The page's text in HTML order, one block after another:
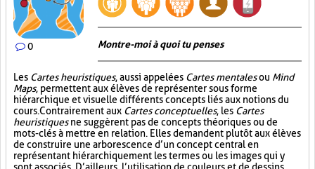
0 Montre-moi à quoi tu penses
Les Cartes heuristiques, aussi appelées Cartes mentalesou Mind
Maps, permettent aux élèves de représenter sous forme
hiérarchique et visuelle différents concepts liés aux notions du
cours. Contrairement aux Cartes conceptuelles, les Cartes
heuristiquesne suggèrent pas de concepts théoriques ou de
mots-clés à mettre en relation. Elles demandent plutôt aux élèves
de construire une arborescence d’un concept central en
représentant hiérarchiquement les termes ou les images qui y